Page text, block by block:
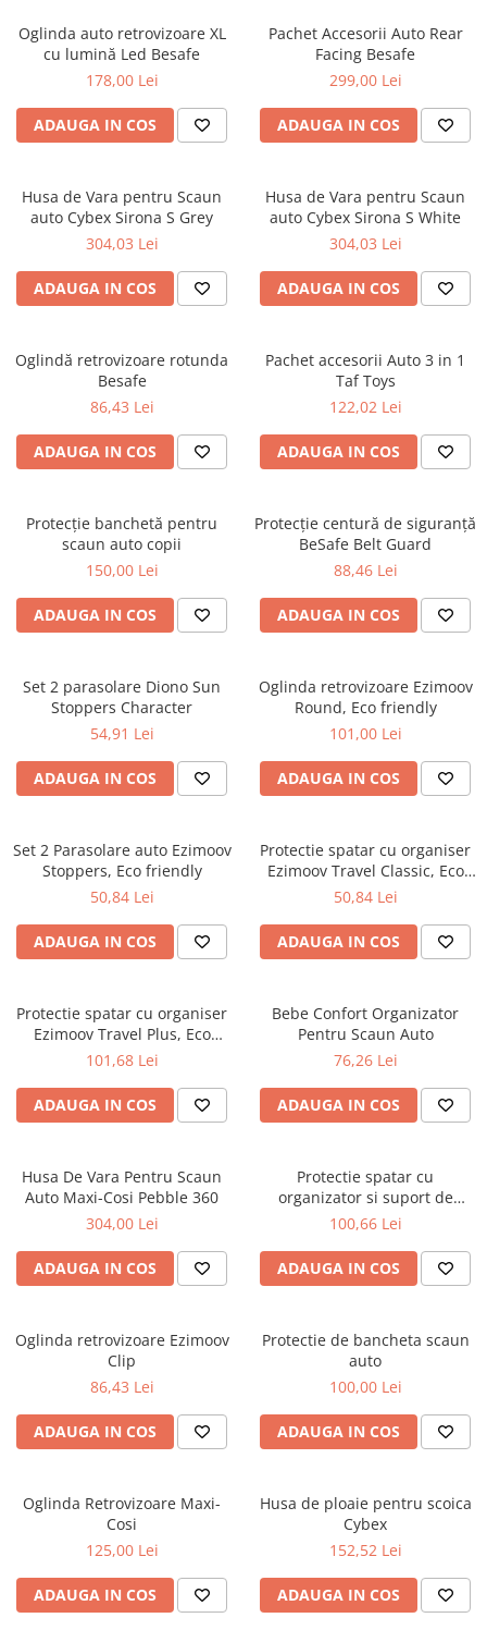
Consultanta Instalare
Jucarii de tras
Jucarii din plus
Jucarii pentru baie
Oglinda auto retrovizoare XL
cu lumină Led Besafe
178,00 Lei
ADAUGA IN COS
Pachet Accesorii Auto Rear
Facing Besafe
299,00 Lei
ADAUGA IN COS
Husa de Vara pentru Scaun
auto Cybex Sirona S Grey
304,03 Lei
ADAUGA IN COS
Husa de Vara pentru Scaun
auto Cybex Sirona S White
304,03 Lei
ADAUGA IN COS
Oglindă retrovizoare rotunda
Besafe
86,43 Lei
ADAUGA IN COS
Pachet accesorii Auto 3 in 1
Taf Toys
122,02 Lei
ADAUGA IN COS
Protecție banchetă pentru
scaun auto copii
150,00 Lei
ADAUGA IN COS
Protecție centură de siguranță
BeSafe Belt Guard
88,46 Lei
ADAUGA IN COS
Set 2 parasolare Diono Sun
Stoppers Character
54,91 Lei
ADAUGA IN COS
Oglinda retrovizoare Ezimoov
Round, Eco friendly
101,00 Lei
ADAUGA IN COS
Set 2 Parasolare auto Ezimoov
Stoppers, Eco friendly
50,84 Lei
ADAUGA IN COS
Protectie spatar cu organiser
Ezimoov Travel Classic, Eco
friendly
50,84 Lei
ADAUGA IN COS
Protectie spatar cu organiser
Ezimoov Travel Plus, Eco
friendly
101,68 Lei
ADAUGA IN COS
Bebe Confort Organizator
Pentru Scaun Auto
76,26 Lei
ADAUGA IN COS
Husa De Vara Pentru Scaun
Auto Maxi-Cosi Pebble 360
304,00 Lei
ADAUGA IN COS
Protectie spatar cu
organizator si suport de
tableta
100,66 Lei
ADAUGA IN COS
Oglinda retrovizoare Ezimoov
Clip
86,43 Lei
ADAUGA IN COS
Protectie de bancheta scaun
auto
100,00 Lei
ADAUGA IN COS
Oglinda Retrovizoare Maxi-
Cosi
125,00 Lei
ADAUGA IN COS
Husa de ploaie pentru scoica
Cybex
152,52 Lei
ADAUGA IN COS